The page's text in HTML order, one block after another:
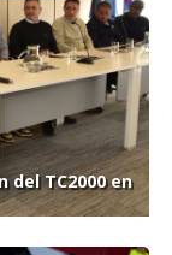
TC2000 en